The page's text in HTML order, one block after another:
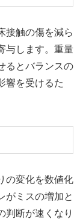
接触の傷を減ら
与します。重量
るとバランスの
響を受けるた
の変化を数値化
がミスの増加と
判断が速くなり